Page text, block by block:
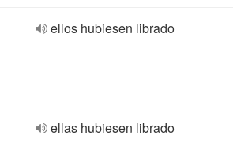
ellos hubiesen librado
ellas hubiesen librado